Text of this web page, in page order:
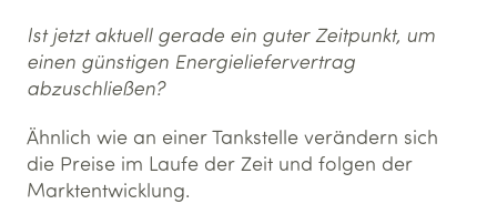
Ist jetzt aktuell gerade ein guter Zeitpunkt, um
einen günstigen Energieliefervertrag
abzuschließen?
Ähnlich wie an einer Tankstelle verändern sich
die Preise im Laufe der Zeit und folgen der
Marktentwicklung.